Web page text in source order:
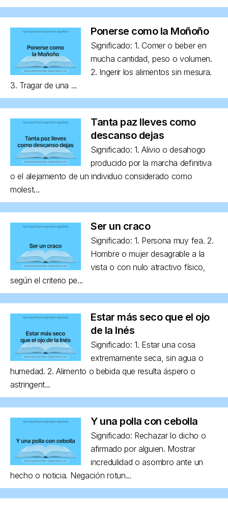
Ponerse como la Moñoño
Significado: 1. Comer o beber en
mucha cantidad, peso o volumen.
2. Ingerir los alimentos sin mesura.
3. Tragar de una ...
Tanta paz lleves como
descanso dejas
Significado: 1. Alivio o desahogo
producido por la marcha definitiva
o el alejamiento de un individuo considerado como
molest...
Ser un craco
Significado: 1. Persona muy fea. 2.
Hombre o mujer desagrable a la
vista o con nulo atractivo físico,
según el criterio pe...
Estar más seco que el ojo
de la Inés
Significado: 1. Estar una cosa
extremamente seca, sin agua o
humedad. 2. Alimento o bebida que resulta áspero o
astringent...
Y una polla con cebolla
Significado: Rechazar lo dicho o
afirmado por alguien. Mostrar
incredulidad o asombro ante un
hecho o noticia. Negación rotun...